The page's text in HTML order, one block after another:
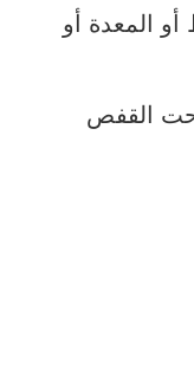
أو المعدة أو
تحت القفص